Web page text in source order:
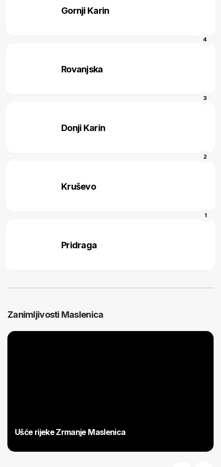
Gornji Karin
Rovanjska
4
Donji Karin
3
Kruševo
2
Pridraga
1
Zanimljivosti Maslenica
Ušće rijeke Zrmanje Maslenica